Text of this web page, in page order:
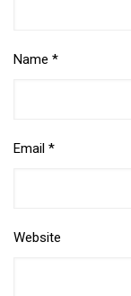
Name *
Email *
Website